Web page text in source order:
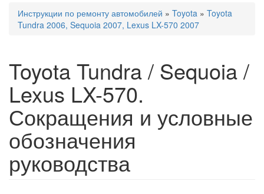
Инструкции по ремонту автомобилей » Toyota » Toyota
Tundra 2006, Sequoia 2007, Lexus LX-570 2007
Toyota Tundra / Sequoia /
Lexus LX-570.
Сокращения и условные
обозначения
руководства